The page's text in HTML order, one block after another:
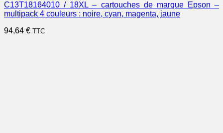
C13T18164010 / 18XL – cartouches de marque Epson –
multipack 4 couleurs : noire, cyan, magenta, jaune
94,64 € TTC